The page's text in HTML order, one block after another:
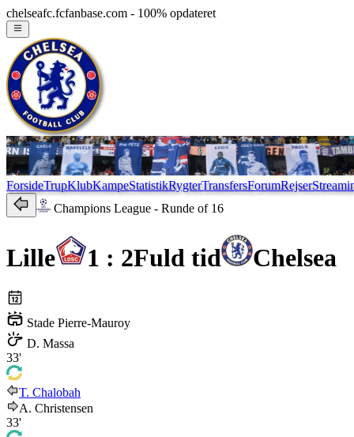
chelseafc.fcfanbase.com - 100% opdateret
ForsideTrupKlubKampeStatistikRygterTransfersForumRejser
Champions League - Runde of 16
Lille 1 : 2Fuld tid Chelsea
Stade Pierre-Mauroy
D. Massa
33'
T. Chalobah
A. Christensen
33'